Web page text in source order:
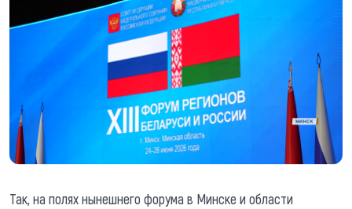
Так, на полях нынешнего форума в Минске и области